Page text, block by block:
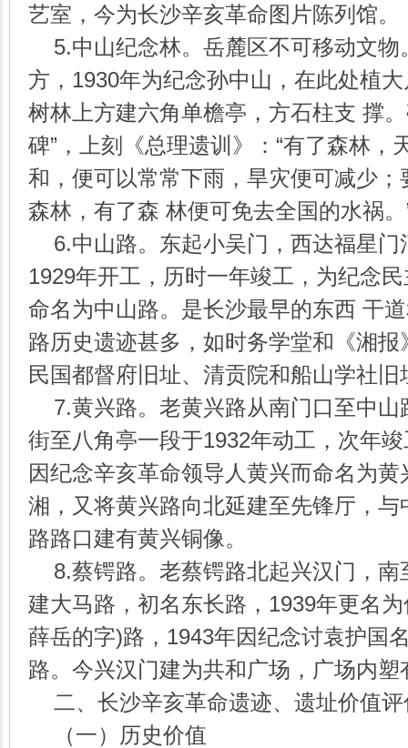
艺室，今为长沙辛亥革命图片陈列馆。
5.中山纪念林。岳麓区不可移动文物
方，1930年为纪念孙中山，在此处植
树林上方建六角单檐亭，方石柱支 撑
碑”，上刻《总理遗训》：“有了森林，
和，便可以常常下雨，旱灾便可减少
森林，有了森 林便可免去全国的水祸。
6.中山路。东起小吴门，西达福星门
1929年开工，历时一年竣工，为纪念
命名为中山路。是长沙最早的东西 干
路历史遗迹甚多，如时务学堂和《湘
民国都督府旧址、清贡院和船山学社旧
7.黄兴路。老黄兴路从南门口至中山
街至八角亭一段于1932年动工，次年
因纪念辛亥革命领导人黄兴而命名为
湘，又将黄兴路向北延建至先锋厅，
路路口建有黄兴铜像。
8.蔡锷路。老蔡锷路北起兴汉门，南
建大马路，初名东长路，1939年更名
薛岳的字)路，1943年因纪念讨袁护国
路。今兴汉门建为共和广场，广场内塑
二、长沙辛亥革命遗迹、遗址价值评
（一）历史价值